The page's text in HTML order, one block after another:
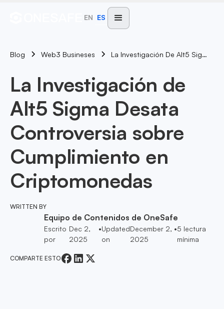
EN ES
Blog Web3 Busineses La Investigación De Alt5 Sigma Desata Controversia Sobre Cumplimiento En Criptomonedas
La Investigación de
Alt5 Sigma Desata
Controversia sobre
Cumplimiento en
Criptomonedas
WRITTEN BY
Equipo de Contenidos de OneSafe
Escrito
por
Dec 2,
2025
•Updated
on
December 2,
2025
•5 lectura
mínima
COMPARTE ESTO